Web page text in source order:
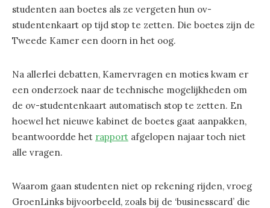
studenten aan boetes als ze vergeten hun ov-
studentenkaart op tijd stop te zetten. Die boetes zijn de
Tweede Kamer een doorn in het oog.
Na allerlei debatten, Kamervragen en moties kwam er
een onderzoek naar de technische mogelijkheden om
de ov-studentenkaart automatisch stop te zetten. En
hoewel het nieuwe kabinet de boetes gaat aanpakken,
beantwoordde het rapport afgelopen najaar toch niet
alle vragen.
Waarom gaan studenten niet op rekening rijden, vroeg
GroenLinks bijvoorbeeld, zoals bij de ‘businesscard’ die